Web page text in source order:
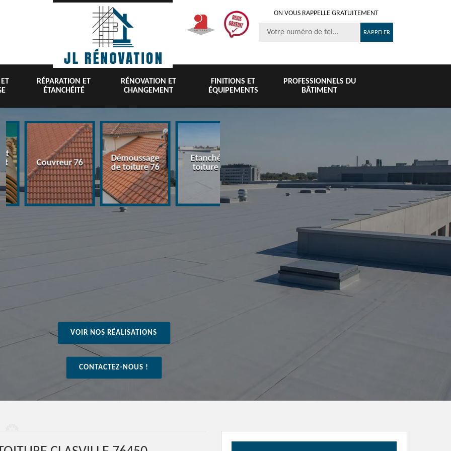
ON VOUS RAPPELLE GRATUITEMENT
RÉPARATION ET
ÉTANCHÉITÉ
RÉNOVATION ET
CHANGEMENT
FINITIONS ET
ÉQUIPEMENTS
PROFESSIONNELS DU
BÂTIMENT
Couvreur 76
Démoussage
de toiture 76
Etanchéité
toiture 76
Nettoyage et
pose de
gouttière 76
tuile et
76
VOIR NOS RÉALISATIONS
CONTACTEZ-NOUS !